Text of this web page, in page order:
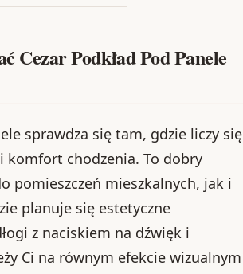
Cezar Podkład Pod Panele
sprawdza się tam, gdzie liczy się
komfort chodzenia. To dobry
pomieszczeń mieszkalnych, jak i
planuje się estetyczne
z naciskiem na dźwięk i
Ci na równym efekcie wizualnym